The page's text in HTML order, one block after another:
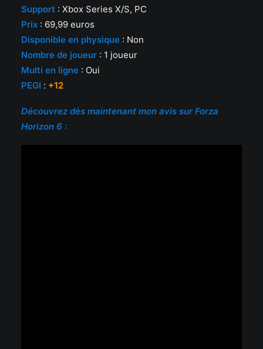
Support : Xbox Series X/S, PC
Prix : 69,99 euros
Disponible en physique : Non
Nombre de joueur : 1 joueur
Multi en ligne : Oui
PEGI : +12
Découvrez dès maintenant mon avis sur Forza
Horizon 6 :